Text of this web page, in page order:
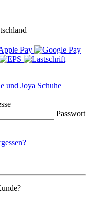
Passwort